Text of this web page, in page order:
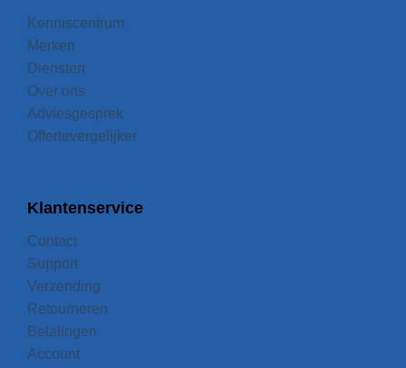
Kenniscentrum
Merken
Diensten
Over ons
Adviesgesprek
Offertevergelijker
Klantenservice
Contact
Support
Verzending
Retourneren
Betalingen
Account